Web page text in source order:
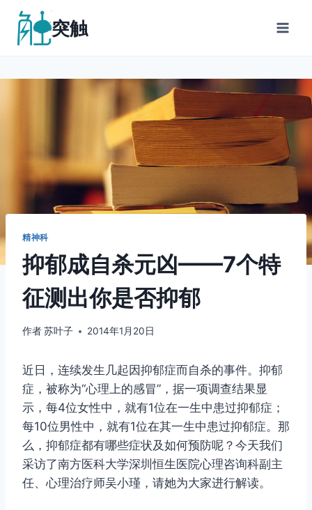
突触
精神科
抑郁成自杀元凶——7个特
征测出你是否抑郁
作者苏叶子 2014年1月20日
近日，连续发生几起因抑郁症而自杀的事件。抑郁
症，被称为“心理上的感冒”，据一项调查结果显
示，每4位女性中，就有1位在一生中患过抑郁症；
每10位男性中，就有1位在其一生中患过抑郁症。那
么，抑郁症都有哪些症状及如何预防呢？今天我们
采访了南方医科大学深圳恒生医院心理咨询科副主
任、心理治疗师吴小瑾，请她为大家进行解读。